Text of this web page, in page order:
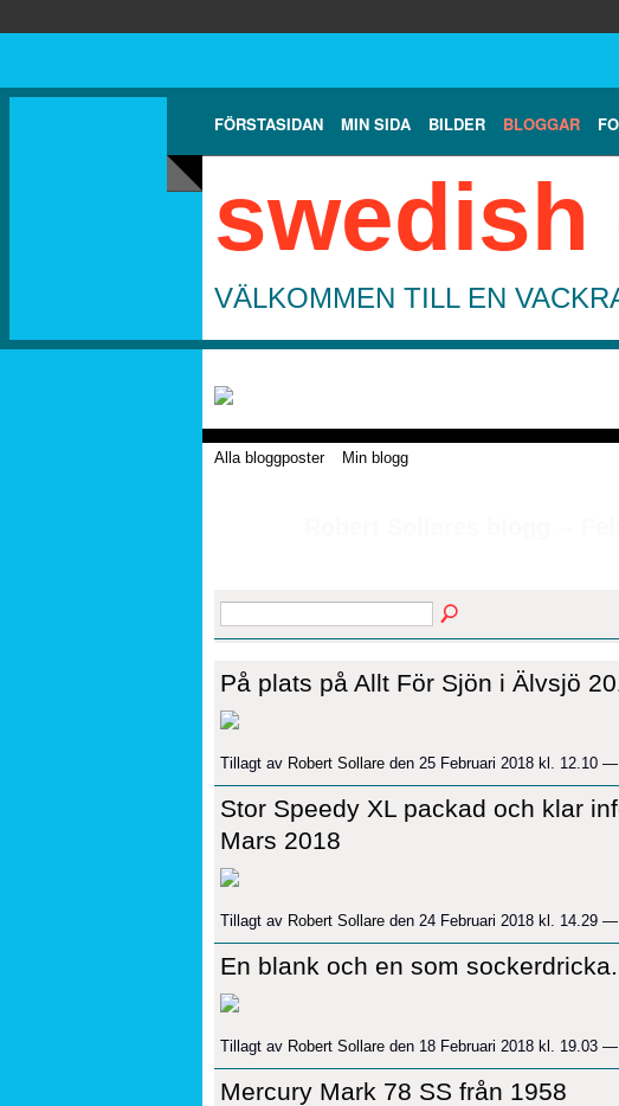
FÖRSTASIDAN MIN SIDA BILDER BLOGGAR
VÄLKOMMEN TILL EN
Alla bloggposter Min blogg
På plats på Allt För Sjön i Älvsjö
Tillagt av Robert Sollare den 25 Februari 2018 kl. 12.10 —
Stor Speedy XL packad och klar
Mars 2018
Tillagt av Robert Sollare den 24 Februari 2018 kl. 14.29 —
En blank och en som
Tillagt av Robert Sollare den 18 Februari 2018 kl. 19.03
Mercury Mark 78 SS från 1958